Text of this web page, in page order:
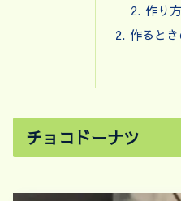
作り方
作ると
チョコドーナツ